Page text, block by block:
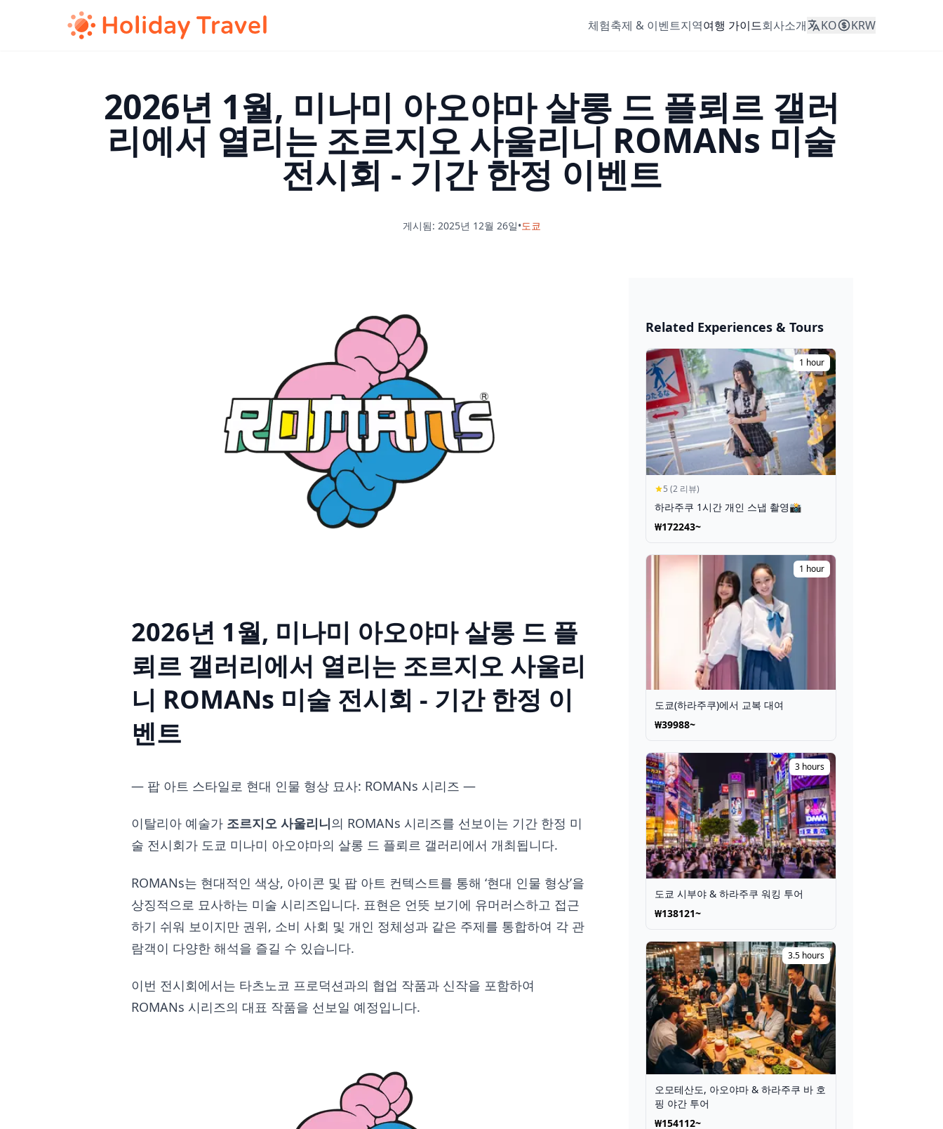
체험축제 & 이벤트지역여행 가이드회사소개 KO KRW
2026년 1월, 미나미 아오야마 살롱 드 플뢰르 갤러
리에서 열리는 조르지오 사울리니 ROMANs 미술
전시회 - 기간 한정 이벤트
게시됨: 2025년 12월 26일•도쿄
2026년 1월, 미나미 아오야마 살롱 드 플
뢰르 갤러리에서 열리는 조르지오 사울리
니 ROMANs 미술 전시회 - 기간 한정 이
벤트
― 팝 아트 스타일로 현대 인물 형상 묘사: ROMANs 시리즈 ―
이탈리아 예술가 조르지오 사울리니의 ROMANs 시리즈를 선보이는 기간 한정 미
술 전시회가 도쿄 미나미 아오야마의 살롱 드 플뢰르 갤러리에서 개최됩니다.
ROMANs는 현대적인 색상, 아이콘 및 팝 아트 컨텍스트를 통해 ‘현대 인물 형상’을
상징적으로 묘사하는 미술 시리즈입니다. 표현은 언뜻 보기에 유머러스하고 접근
하기 쉬워 보이지만 권위, 소비 사회 및 개인 정체성과 같은 주제를 통합하여 각 관
람객이 다양한 해석을 즐길 수 있습니다.
이번 전시회에서는 타츠노코 프로덕션과의 협업 작품과 신작을 포함하여
ROMANs 시리즈의 대표 작품을 선보일 예정입니다.
🎆 마츠리 &
축제
티켓 보기
Related Experiences & Tours
1 hour
5 (2 리뷰)
하라주쿠 1시간 개인 스냅 촬영📸
₩172243~
1 hour
도쿄(하라주쿠)에서 교복 대여
₩39988~
3 hours
도쿄 시부야 & 하라주쿠 워킹 투어
₩138121~
3.5 hours
오모테산도, 아오야마 & 하라주쿠 바 호
핑 야간 투어
₩154112~